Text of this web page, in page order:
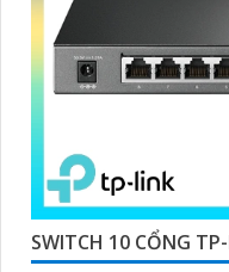
SWITCH 10 CỔNG